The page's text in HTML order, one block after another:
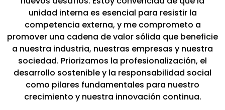
unidad interna es esencial para resistir la
competencia externa, y me comprometo a
promover una cadena de valor sólida que beneficie
a nuestra industria, nuestras empresas y nuestra
sociedad. Priorizamos la profesionalización, el
desarrollo sostenible y la responsabilidad social
como pilares fundamentales para nuestro
crecimiento y nuestra innovación continua.